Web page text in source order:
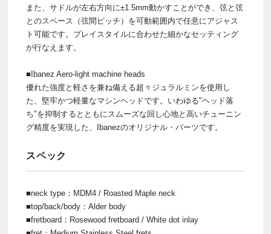
また、サドルが左右方向に±1.5mm動かすことができ、弦と弦
とのスペース（弦間ピッチ）を可動範囲内で任意にアジャス
ト可能です。プレイスタイルに合わせた細かなセッティング
が行なえます。
■Ibanez Aero-light machine heads
優れた強度と軽さを兼ね備える超々ジュラルミンを使用し
た、堅牢かつ軽量なマシンヘッドです。いわゆる"ヘッド落
ち"を抑制するとともにスムーズな回し心地と高いチューニン
グ精度を実現した、Ibanezのオリジナル・パーツです。
スペック
■neck type：MDM4 / Roasted Maple neck
■top/back/body：Alder body
■fretboard：Rosewood fretboard / White dot inlay